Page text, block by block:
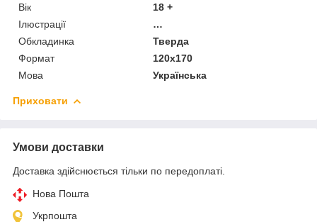
Вік
18 +
Ілюстрації
…
Обкладинка
Тверда
Формат
120x170
Мова
Українська
Приховати
Умови доставки
Доставка здійснюється тільки по передоплаті.
Нова Пошта
Укрпошта